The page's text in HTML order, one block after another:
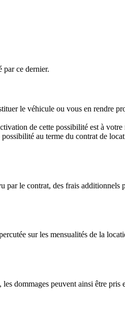
par ce dernier.
le véhicule ou vous en rendre
de cette possibilité est à votre
au terme du contrat de
par le contrat, des frais additionnels
sur les mensualités de la
dommages peuvent ainsi être pris